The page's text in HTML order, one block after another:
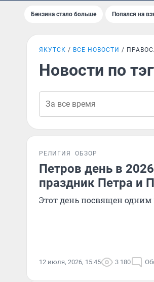
Бензина стало больше Попался на
ЯКУТСК ВСЕ НОВОСТИ
Новости по
РЕЛИГИЯ ОБЗОР
Петров день в
праздник Петра и
Этот день посвящен одним
12 июля, 2026, 15:45 3 180